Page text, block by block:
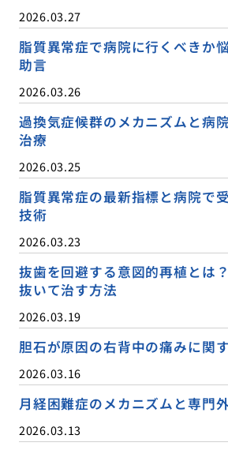
2026.03.27
脂質異常症で病院に行くべきか
助言
2026.03.26
過換気症候群のメカニズムと病
治療
2026.03.25
脂質異常症の最新指標と病院で
技術
2026.03.23
抜歯を回避する意図的再植とは
抜いて治す方法
2026.03.19
胆石が原因の右背中の痛みに関
2026.03.16
月経困難症のメカニズムと専門
2026.03.13